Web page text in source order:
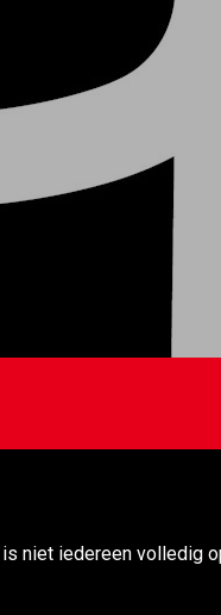
niet iedereen volledig